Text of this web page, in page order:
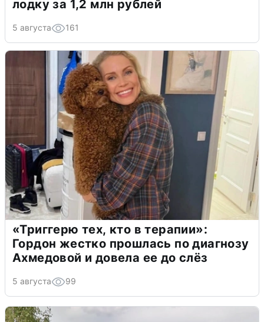
лодку за 1,2 млн рублей
5 августа 161
«Триггерю тех, кто в терапии»:
Гордон жестко прошлась по диагнозу
Ахмедовой и довела ее до слёз
5 августа 99